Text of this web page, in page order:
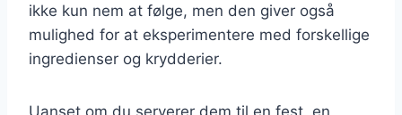
ikke kun nem at følge, men den giver også
mulighed for at eksperimentere med forskellige
ingredienser og krydderier.
Uanset om du serverer dem til en fest, en